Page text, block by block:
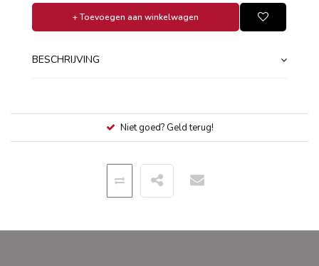
+ Toevoegen aan winkelwagen
BESCHRIJVING
Niet goed? Geld terug!